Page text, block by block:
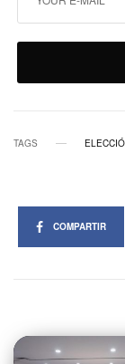
TAGS
COMPARTIR